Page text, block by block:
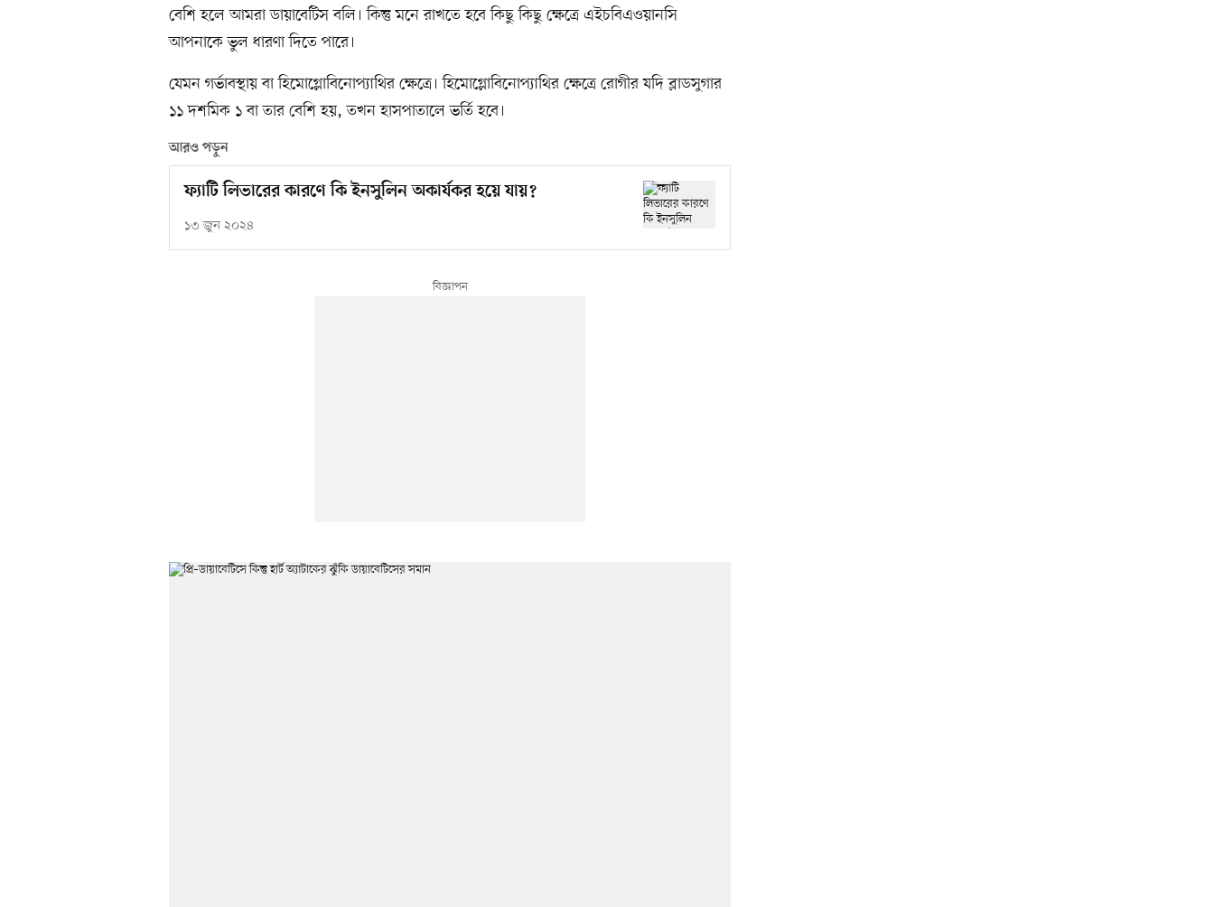
বেশি হলে আমরা ডায়াবেটিস বলি। কিন্তু মনে রাখতে হবে কিছু কিছু ক্ষেত্রে এইচবিএওয়ানসি
আপনাকে ভুল ধারণা দিতে পারে।
যেমন গর্ভাবস্থায় বা হিমোগ্লোবিনোপ্যাথির ক্ষেত্রে। হিমোগ্লোবিনোপ্যাথির ক্ষেত্রে রোগীর যদি ব্লাডসুগার
১১ দশমিক ১ বা তার বেশি হয়, তখন হাসপাতালে ভর্তি হবে।
আরও পড়ুন
ফ্যাটি লিভারের কারণে কি ইনসুলিন অকার্যকর হয়ে যায়?
১৩ জুন ২০২৪